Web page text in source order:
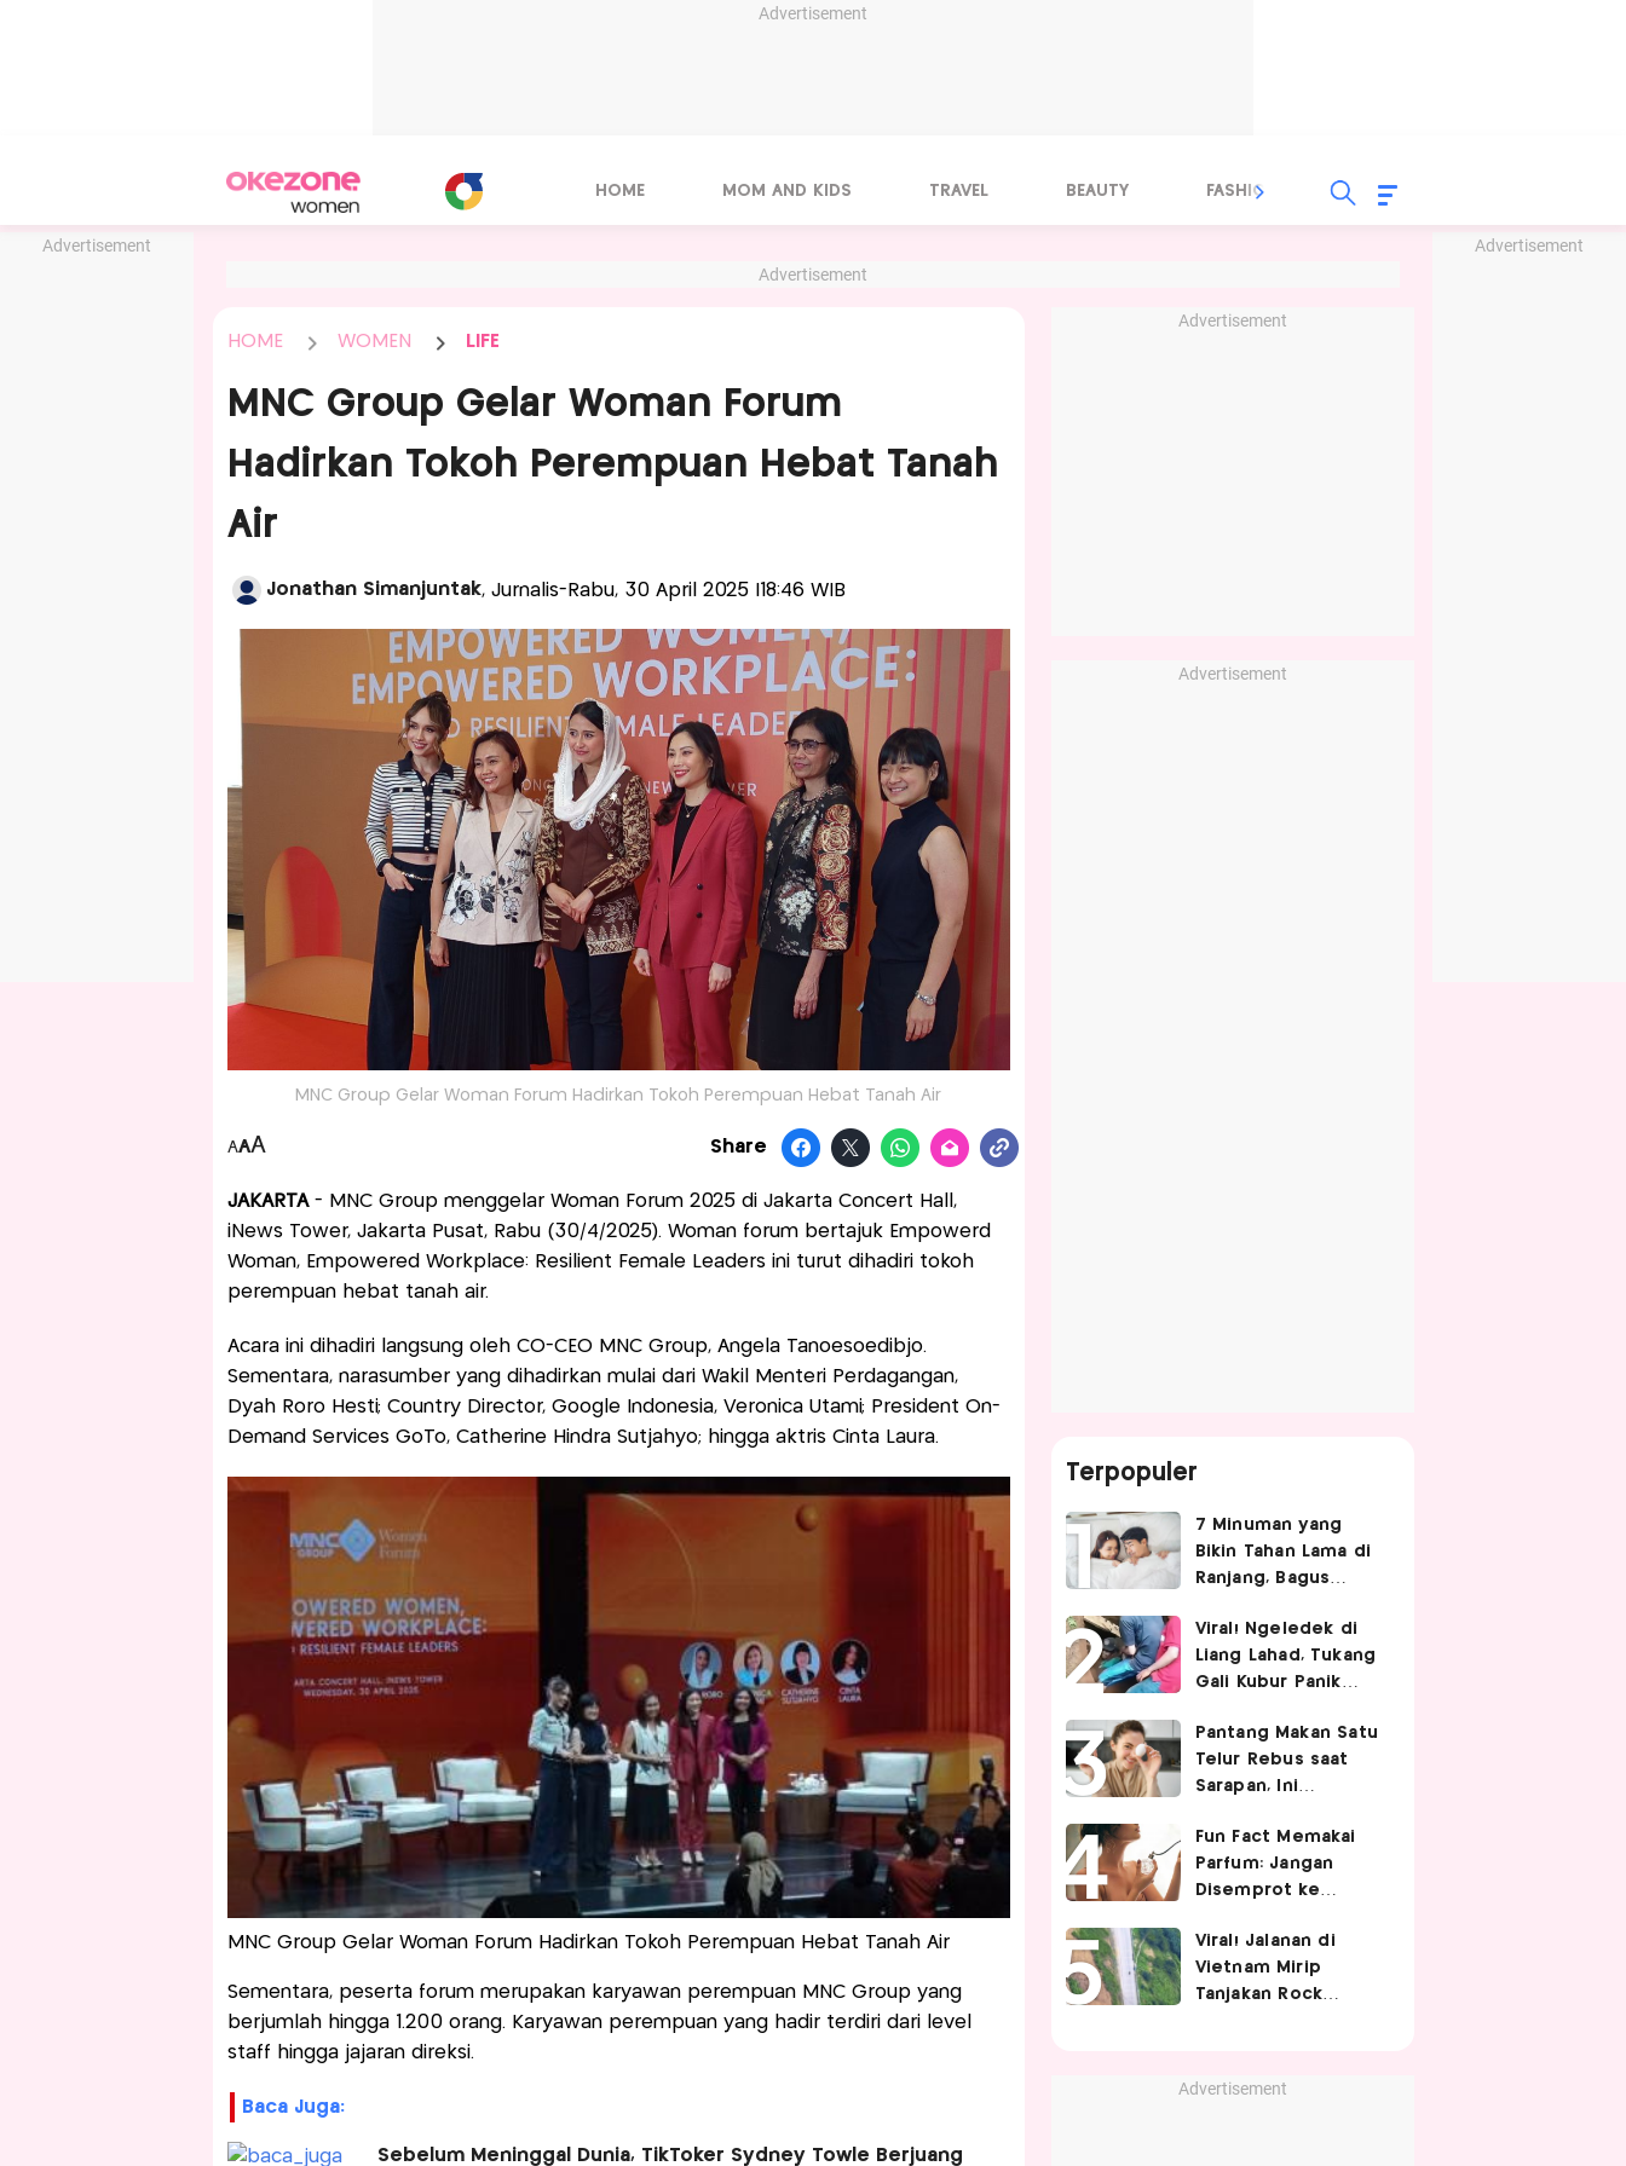
Advertisement
Advertisement Advertisement
HOME MOM AND KIDS TRAVEL BEAUTY FASHION FOOD
Advertisement
HOME WOMEN LIFE
MNC Group Gelar Woman Forum
Hadirkan Tokoh Perempuan Hebat Tanah
Air
Jonathan Simanjuntak, Jurnalis-Rabu, 30 April 2025 |18:46 WIB
MNC Group Gelar Woman Forum Hadirkan Tokoh Perempuan Hebat Tanah Air
AAA Share
JAKARTA- MNC Group menggelar Woman Forum 2025 di Jakarta Concert Hall,
iNews Tower, Jakarta Pusat, Rabu (30/4/2025). Woman forum bertajuk Empowerd
Woman, Empowered Workplace: Resilient Female Leaders ini turut dihadiri tokoh
perempuan hebat tanah air.
Acara ini dihadiri langsung oleh CO-CEO MNC Group, Angela Tanoesoedibjo.
Sementara, narasumber yang dihadirkan mulai dari Wakil Menteri Perdagangan,
Dyah Roro Hesti; Country Director, Google Indonesia, Veronica Utami; President On-
Demand Services GoTo, Catherine Hindra Sutjahyo; hingga aktris Cinta Laura.
MNC Group Gelar Woman Forum Hadirkan Tokoh Perempuan Hebat Tanah Air
Sementara, peserta forum merupakan karyawan perempuan MNC Group yang
berjumlah hingga 1.200 orang. Karyawan perempuan yang hadir terdiri dari level
staff hingga jajaran direksi.
Baca Juga:
Sebelum Meninggal Dunia, TikToker Sydney Towle Berjuang
Advertisement
Advertisement
Terpopuler
7 Minuman yang
Bikin Tahan Lama di
Ranjang, Bagus
Hubungan Intim
Viral! Ngeledek di
Liang Lahad, Tukang
Gali Kubur Panik
Pantang Makan Satu
Telur Rebus saat
Sarapan, Ini
Ahli Gizi!
Fun Fact Memakai
Parfum: Jangan
Disemprot ke
Golden Time
Memakainya!
Viral! Jalanan di
Vietnam Mirip
Tanjakan Rock
Advertisement